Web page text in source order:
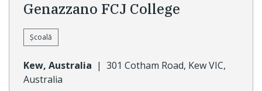
Genazzano FCJ College
Școală
Kew, Australia | 301 Cotham Road, Kew VIC,
Australia